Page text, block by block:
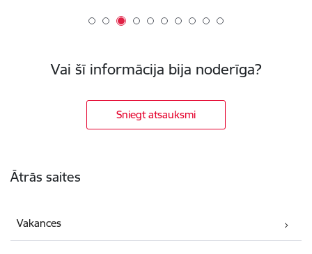
Vai šī informācija bija noderīga?
Sniegt atsauksmi
Ātrās saites
Vakances